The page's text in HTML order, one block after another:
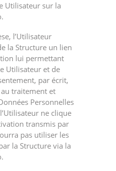
Utilisateur sur la
l’Utilisateur
la Structure un lien
lui permettant
Utilisateur et de
par écrit,
traitement et
Personnelles
ne clique
transmis par
pas utiliser les
la Structure via la